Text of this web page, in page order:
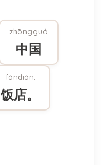
zhōngguó
中国
fàndiàn.
饭店。